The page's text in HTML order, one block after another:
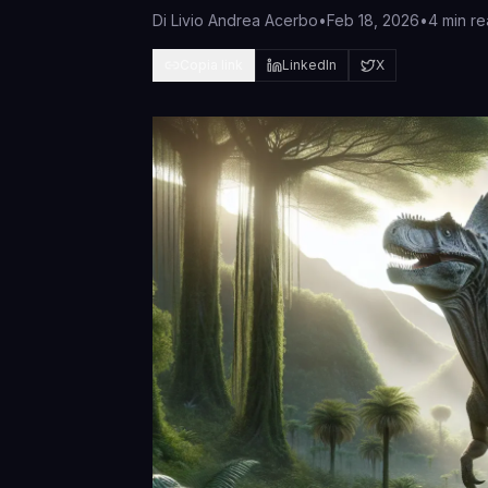
Di Livio Andrea Acerbo•Feb 18, 2026•4 min
LinkedIn X